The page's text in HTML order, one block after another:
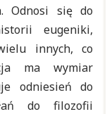
Odnosi się do
eugeniki,
innych, co
ma wymiar
odniesień do
do filozofii